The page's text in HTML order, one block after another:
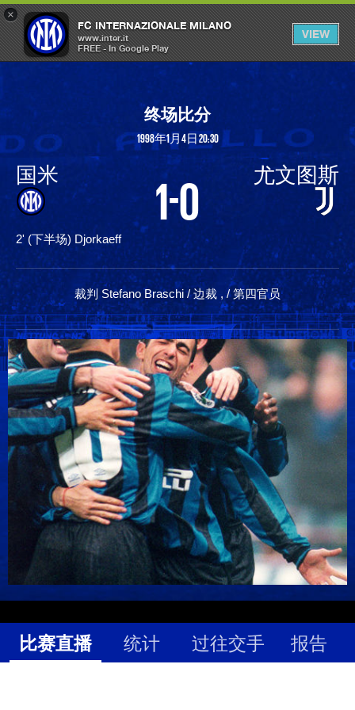
×
FC INTERNAZIONALE MILANO
www.inter.it
FREE - In Google Play
VIEW
OPEN
MENU
终场比分
1998年1月4日 20:30
国米
2' (下半场) Djorkaeff
1-0 尤文图斯
裁判 Stefano Braschi / 边裁 , / 第四官员
比赛直播 统计 过往交手 报告